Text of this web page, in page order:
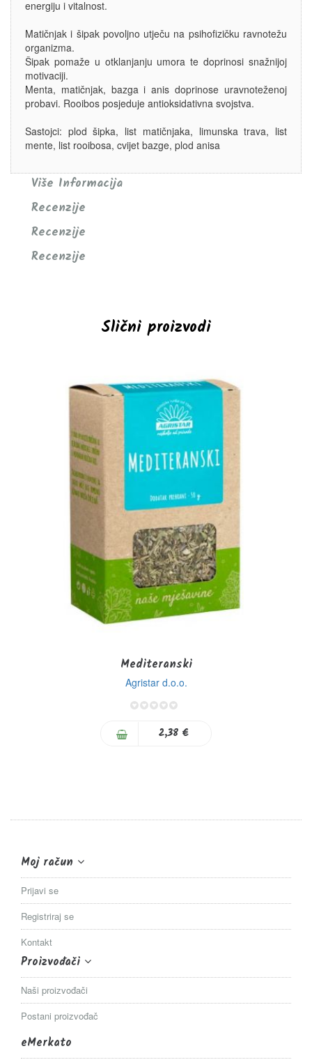
energiju i vitalnost.
Matičnjak i šipak povoljno utječu na psihofizičku ravnotežu
organizma.
Šipak pomaže u otklanjanju umora te doprinosi snažnijoj
motivaciji.
Menta, matičnjak, bazga i anis doprinose uravnoteženoj
probavi. Rooibos posjeduje antioksidativna svojstva.
Sastojci: plod šipka, list matičnjaka, limunska trava, list
mente, list rooibosa, cvijet bazge, plod anisa
Više Informacija
Recenzije
Recenzije
Recenzije
Slični proizvodi
Mediteranski
Agristar d.o.o.
2,38 €
Moj račun
Prijavi se
Registriraj se
Kontakt
Proizvođači
Naši proizvođači
Postani proizvođač
eMerkato